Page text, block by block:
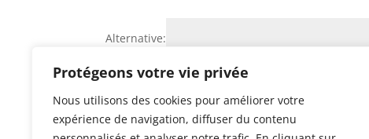
Protégeons votre vie privée
Nous utilisons des cookies pour améliorer votre
expérience de navigation, diffuser du contenu
Alternative: